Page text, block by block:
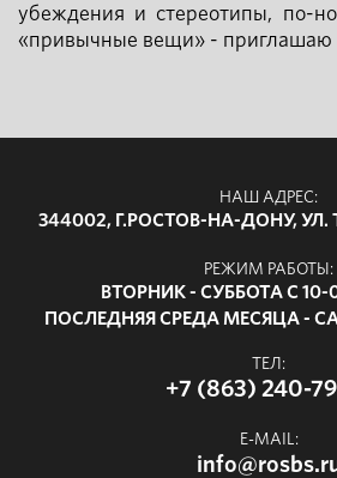
убеждения и стереотипы, по-
«привычные вещи» - приглашаю
НАШ АДРЕС:
344002, Г.РОСТОВ-НА-ДОНУ,
РЕЖИМ РАБОТЫ:
ВТОРНИК - СУББОТА С 10-
ПОСЛЕДНЯЯ СРЕДА МЕСЯЦА -
ТЕЛ:
+7 (863) 240-
E-MAIL: